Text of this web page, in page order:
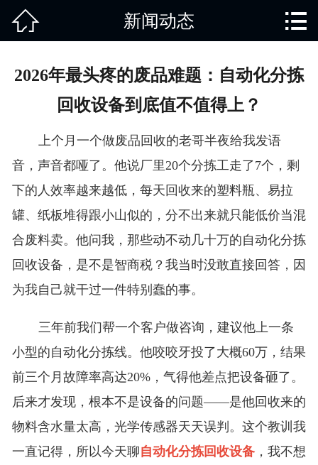
回收范围
服务项目
新闻动态
免责说明
 新闻动态 
2026年最头疼的废品难题：自动化分拣
回收设备到底值不值得上？
上个月一个做废品回收的老哥半夜给我发语
音，声音都哑了。他说厂里20个分拣工走了7个，剩
下的人效率越来越低，每天回收来的塑料瓶、易拉
罐、纸板堆得跟小山似的，分不出来就只能低价当混
合废料卖。他问我，那些动不动几十万的自动化分拣
回收设备，是不是智商税？我当时没敢直接回答，因
为我自己就干过一件特别蠢的事。
三年前我们帮一个客户做咨询，建议他上一条
小型的自动化分拣线。他咬咬牙投了大概60万，结果
前三个月故障率高达20%，气得他差点把设备砸了。
后来才发现，根本不是设备的问题——是他回收来的
物料含水量太高，光学传感器天天误判。这个教训我
一直记得，所以今天聊自动化分拣回收设备，我不想